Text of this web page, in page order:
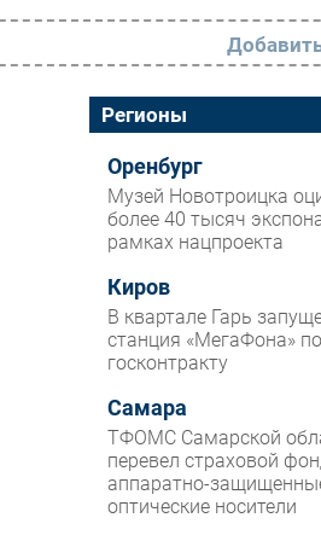
РАЗДЕЛЫ
Новости
Аналитика
Интервью
Мероприятия
Проекты
IT класс
Тестовый стенд
Каталог компаний
Регионы
Оренбург
Музей Новотроицка
более 40 тысяч
рамках нацпроекта
Киров
В квартале Гарь
станция «МегаФона» по
госконтракту
Самара
ТФОМС Самарской
перевел страховой
аппаратно-
оптические носители